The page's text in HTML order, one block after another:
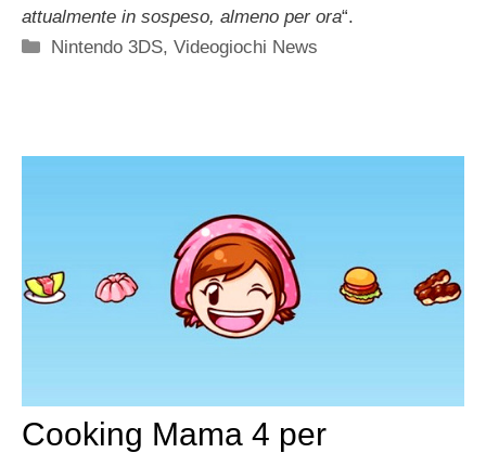
attualmente in sospeso, almeno per ora“.
Categorie
Nintendo 3DS,Videogiochi News
Cooking Mama 4 per